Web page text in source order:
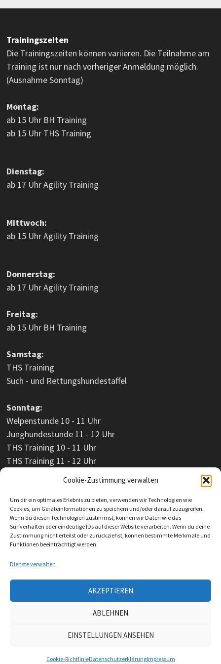
Cookie-Zustimmung verwalten
Um dir ein optimales Erlebnis zu bieten, verwenden wir Technologien wie
Cookies, um Geräteinformationen zu speichern und/oder darauf zuzugreifen.
Wenn du diesen Technologien zustimmst, können wir Daten wie das
Surfverhalten oder eindeutige IDs auf dieser Website verarbeiten. Wenn du deine
Zustimmung nicht erteilst oder zurückziehst, können bestimmte Merkmale und
Funktionen beeinträchtigt werden.
Dienste verwalten
AKZEPTIEREN
ABLEHNEN
EINSTELLUNGEN ANSEHEN
Cookie-RichtlinieDatenschutzerklärungImpressum
Trainingszeiten
Die Trainingszeiten können variieren. Die Teilnahme am
Training ist nur nach vorheriger Anmeldung möglich.
(Ausnahme Sonntag)
Montag:
ab 15 Uhr BH Training
ab 15 Uhr THS Training
Dienstag:
ab 17 Uhr Agility Training
Mittwoch:
ab 15 Uhr Agility Training
Donnerstag:
ab 17 Uhr Agility Training
Freitag:
ab 15 Uhr BH Training
Samstag:
THS Training
Such - und Rettungshundestaffel
Sonntag:
Welpenstunde 10 - 11 Uhr
Junghundestunde 11 - 12 Uhr
THS Training 10 - 11 Uhr
THS Training 11 - 12 Uhr
WordPressundBam.